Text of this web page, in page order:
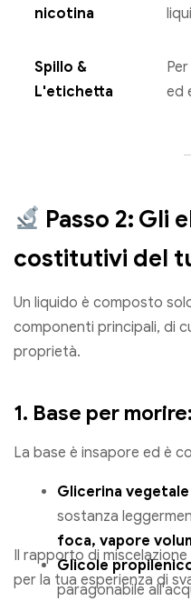
nicotina
Spillo &
L'etichetta
ed
Passo 2: Gli
costitutivi del
Un liquido è composto
componenti principali, di
proprietà.
1. Base per
La base è insapore ed è
Glicerina vegetale
sostanza
foca, vapore
Glicole
paragonabile
Il rapporto di
per la tua esperienza di